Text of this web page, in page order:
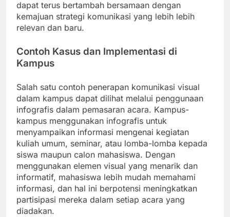
dapat terus bertambah bersamaan dengan
kemajuan strategi komunikasi yang lebih lebih
relevan dan baru.
Contoh Kasus dan Implementasi di
Kampus
Salah satu contoh penerapan komunikasi visual
dalam kampus dapat dilihat melalui penggunaan
infografis dalam pemasaran acara. Kampus-
kampus menggunakan infografis untuk
menyampaikan informasi mengenai kegiatan
kuliah umum, seminar, atau lomba-lomba kepada
siswa maupun calon mahasiswa. Dengan
menggunakan elemen visual yang menarik dan
informatif, mahasiswa lebih mudah memahami
informasi, dan hal ini berpotensi meningkatkan
partisipasi mereka dalam setiap acara yang
diadakan.